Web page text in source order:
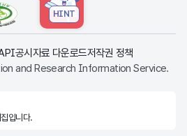
HINT
공시자료 다운로드저작권 정책
and Research Information Service.
입니다.